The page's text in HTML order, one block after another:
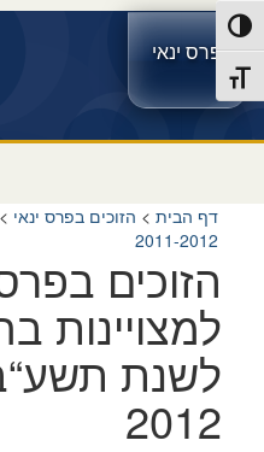
דלג
לתוכן
דלג
לניווט
הפעל/כבה ניגודיות גבוהה
מתג גודל גופן
פרס ינאי
דף הבית > הזוכים בפרס ינאי >
2011-2012
הזוכים
למצויינות
2012